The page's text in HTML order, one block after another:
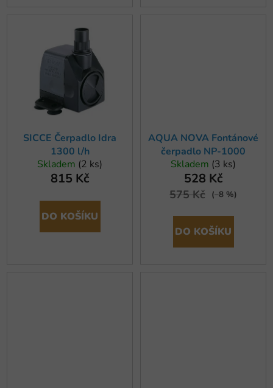
SICCE Čerpadlo Idra
1300 l/h
Skladem (2 ks)
815 Kč
DO KOŠÍKU
AQUA NOVA Fontánové
čerpadlo NP-1000
Skladem (3 ks)
528 Kč
575 Kč (–8 %)
DO KOŠÍKU